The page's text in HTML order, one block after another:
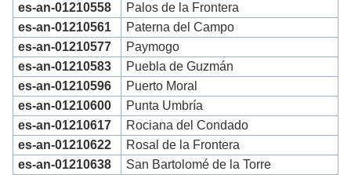
es-an-01210558
Palos de la Frontera
es-an-01210561
Paterna del Campo
es-an-01210577
Paymogo
es-an-01210583
Puebla de Guzmán
es-an-01210596
Puerto Moral
es-an-01210600
Punta Umbría
es-an-01210617
Rociana del Condado
es-an-01210622
Rosal de la Frontera
es-an-01210638
San Bartolomé de la Torre